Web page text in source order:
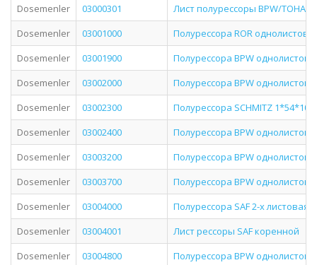
Dosemenler
03000301
Лист полурессоры BPW/ТОНАР
Dosemenler
03001000
Полурессора ROR
Dosemenler
03001900
Полурессора BPW
Dosemenler
03002000
Полурессора BPW
Dosemenler
03002300
Полурессора SCHMITZ 1*54*100
Dosemenler
03002400
Полурессора BPW
Dosemenler
03003200
Полурессора BPW
Dosemenler
03003700
Полурессора BPW
Dosemenler
03004000
Полурессора SAF 2-х листовая
Dosemenler
03004001
Лист рессоры SAF коренной
Dosemenler
03004800
Полурессора BPW